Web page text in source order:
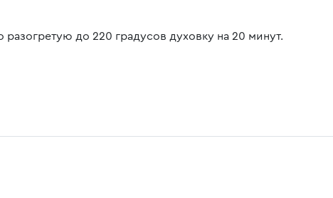
разогретую до 220 градусов духовку на 20 минут.